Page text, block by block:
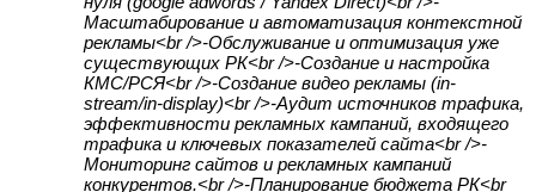
Масштабирование и автоматизация контекстной
рекламы<br />-Обслуживание и оптимизация уже
существующих РК<br />-Создание и настройка
КМС/РСЯ<br />-Создание видео рекламы (in-
stream/in-display)<br />-Аудит источников трафика,
эффективности рекламных кампаний, входящего
трафика и ключевых показателей сайта<br />-
Мониторинг сайтов и рекламных кампаний
конкурентов.<br />-Планирование бюджета РК<br